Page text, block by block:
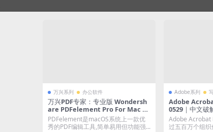
万兴系列 办公软件
万兴PDF专家：专业版 Wondersh
are PDFelement Pro For Mac 1
1.4.18｜免登陆破解版｜好用的PD
F编辑器 (含OCR插件)
PDFelement是macOS系统上一款优
秀的PDF编辑工具,简单易用但功能强...
Adobe系列
Adobe
0529｜中文破
和阅读软件
Adobe Acrobat
过五百万个组织